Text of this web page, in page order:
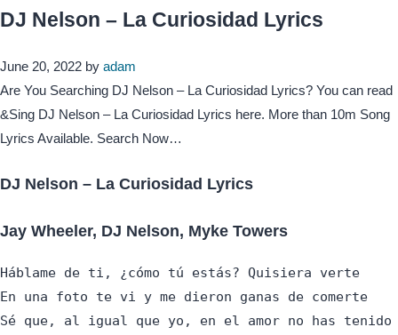
DJ Nelson – La Curiosidad Lyrics
June 20, 2022 by adam
Are You Searching DJ Nelson – La Curiosidad Lyrics? You can read
&Sing DJ Nelson – La Curiosidad Lyrics here. More than 10m Song
Lyrics Available. Search Now…
DJ Nelson – La Curiosidad Lyrics
Jay Wheeler, DJ Nelson, Myke Towers
Háblame de ti, ¿cómo tú estás? Quisiera verte
En una foto te vi y me dieron ganas de comerte
Sé que, al igual que yo, en el amor no has tenido